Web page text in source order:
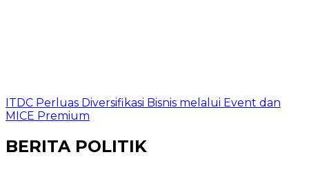
ITDC Perluas Diversifikasi Bisnis melalui Event dan
MICE Premium
BERITA POLITIK